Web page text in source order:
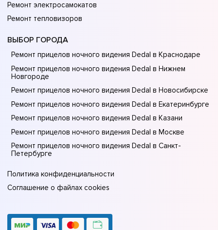
Ремонт электросамокатов
Ремонт тепловизоров
ВЫБОР ГОРОДА
Ремонт прицелов ночного видения Dedal в Краснодаре
Ремонт прицелов ночного видения Dedal в Нижнем
Новгороде
Ремонт прицелов ночного видения Dedal в Новосибирске
Ремонт прицелов ночного видения Dedal в Екатеринбурге
Ремонт прицелов ночного видения Dedal в Казани
Ремонт прицелов ночного видения Dedal в Москве
Ремонт прицелов ночного видения Dedal в Санкт-
Петербурге
Политика конфиденциальности
Соглашение о файлах cookies